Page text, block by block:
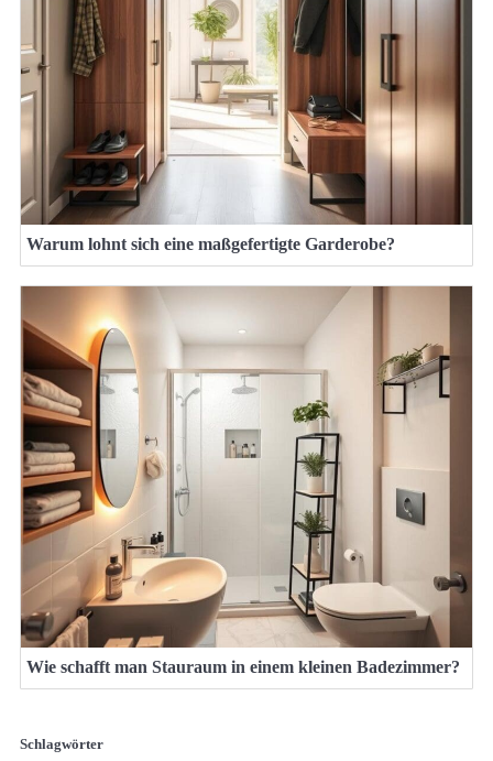
Warum lohnt sich eine maßgefertigte Garderobe?
Wie schafft man Stauraum in einem kleinen Badezimmer?
Schlagwörter